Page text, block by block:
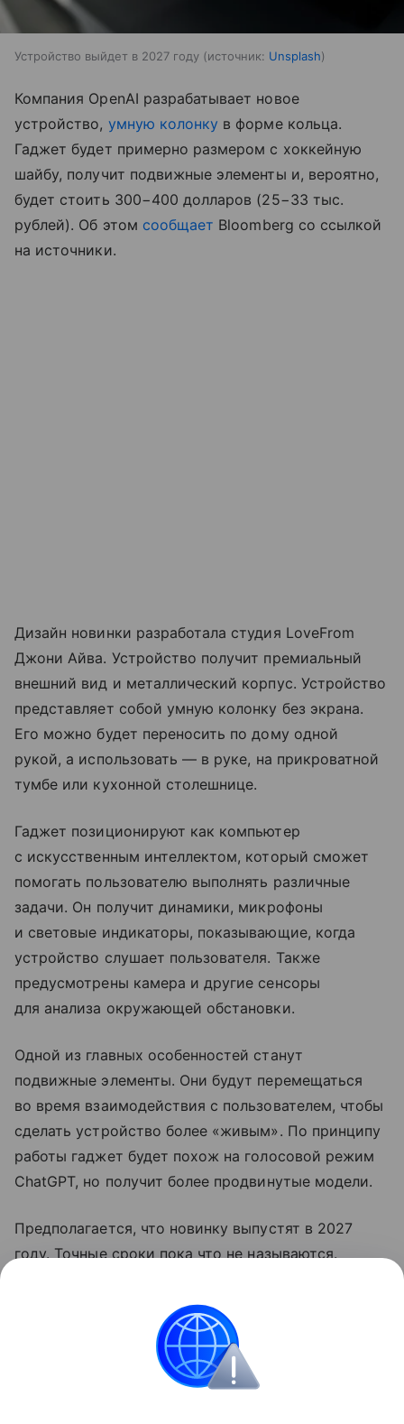
Устройство выйдет в 2027 году источник: Unsplash
Компания OpenAI разрабатывает новое
устройство, умную колонку в форме кольца.
Гаджет будет примерно размером с хоккейную
шайбу, получит подвижные элементы и, вероятно,
будет стоить 300−400 долларов (25−33 тыс.
рублей). Об этом сообщает Bloomberg со ссылкой
на источники.
Дизайн новинки разработала студия LoveFrom
Джони Айва. Устройство получит премиальный
внешний вид и металлический корпус. Устройство
представляет собой умную колонку без экрана.
Его можно будет переносить по дому одной
рукой, а использовать — в руке, на прикроватной
тумбе или кухонной столешнице.
Гаджет позиционируют как компьютер
с искусственным интеллектом, который сможет
помогать пользователю выполнять различные
задачи. Он получит динамики, микрофоны
и световые индикаторы, показывающие, когда
устройство слушает пользователя. Также
предусмотрены камера и другие сенсоры
для анализа окружающей обстановки.
Одной из главных особенностей станут
подвижные элементы. Они будут перемещаться
во время взаимодействия с пользователем, чтобы
сделать устройство более «живым». По принципу
работы гаджет будет похож на голосовой режим
ChatGPT, но получит более продвинутые модели.
Предполагается, что новинку выпустят в 2027
году. Точные сроки пока что не называются.
свой первый гаджет.
OpenAI